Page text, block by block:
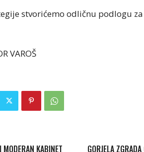
stvorićemo odličnu podlogu za
VAROŠ
KABINET GORJELA